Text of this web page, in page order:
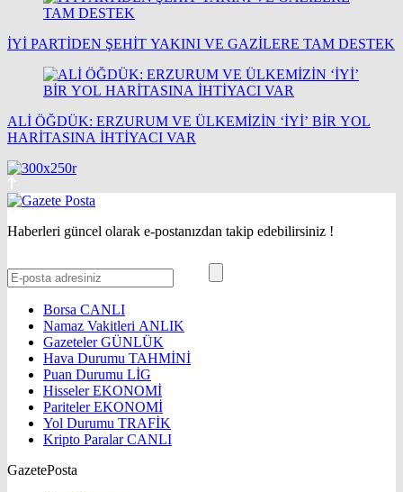
İYİ PARTİDEN ŞEHİT YAKINI VE GAZİLERE TAM DESTEK
ALİ ÖĞDÜK: ERZURUM VE ÜLKEMİZİN ‘İYİ’ BİR YOL
HARİTASINA İHTİYACI VAR
Haberleri güncel olarak e-postanızdan takip edebilirsiniz !
Borsa CANLI
Namaz Vakitleri ANLIK
GazetelerGÜNLÜK
Hava Durumu TAHMİNİ
Puan Durumu LİG
HisselerEKONOMİ
ParitelerEKONOMİ
Yol Durumu TRAFİK
Kripto ParalarCANLI
GazetePosta